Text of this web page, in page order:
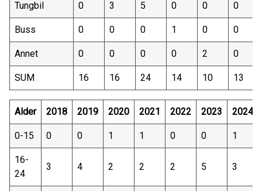
Tungbil 0 3 5 0 0 0
Buss 0 0 0 1 0 0
Annet 0 0 0 0 2 0
SUM 16 16 24 14 10 13
Alder 2018 2019 2020 2021 2022 2023 2024*
0-15 0 0 1 1 0 0 1
16-
24
3 4 2 2 2 5 3